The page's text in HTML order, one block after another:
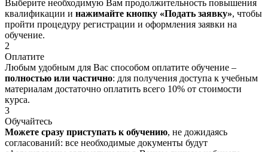
Выберите необходимую Вам продолжительность повышения
квалификации и нажимайте кнопку «Подать заявку», чтобы
пройти процедуру регистрации и оформления заявки на
обучение.
2
Оплатите
Любым удобным для Вас способом оплатите обучение –
полностью или частично: для получения доступа к учебным
материалам достаточно оплатить всего 10% от стоимости
курса.
3
Обучайтесь
Можете сразу приступать к обучению, не дожидаясь
согласований: все необходимые документы будут